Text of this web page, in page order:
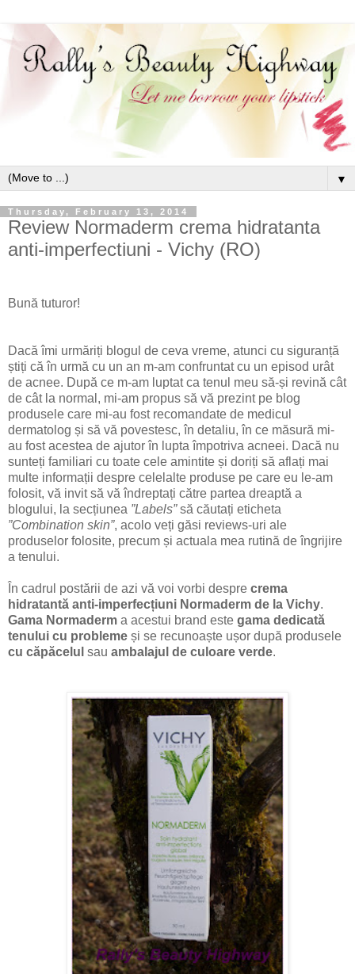
▼
Thursday, February 13, 2014
Review Normaderm crema hidratanta
anti-imperfectiuni - Vichy (RO)
Bună tuturor!
Dacă îmi urmăriți blogul de ceva vreme, atunci cu siguranță
știți că în urmă cu un an m-am confruntat cu un episod urât
de acnee. După ce m-am luptat ca tenul meu să-și revină cât
de cât la normal, mi-am propus să vă prezint pe blog
produsele care mi-au fost recomandate de medicul
dermatolog și să vă povestesc, în detaliu, în ce măsură mi-
au fost acestea de ajutor în lupta împotriva acneei. Dacă nu
sunteți familiari cu toate cele amintite și doriți să aflați mai
multe informații despre celelalte produse pe care eu le-am
folosit, vă invit să vă îndreptați către partea dreaptă a
blogului, la secțiunea ”Labels”să căutați eticheta
”Combination skin”, acolo veți găsi reviews-uri ale
produselor folosite, precum și actuala mea rutină de îngrijire
a tenului.
În cadrul postării de azi vă voi vorbi despre crema
hidratantă anti-imperfecțiuni Normaderm de la Vichy.
Gama Normaderm a acestui brand este gama dedicată
tenului cu probleme și se recunoaște ușor după produsele
cu căpăcelul sau ambalajul de culoare verde.